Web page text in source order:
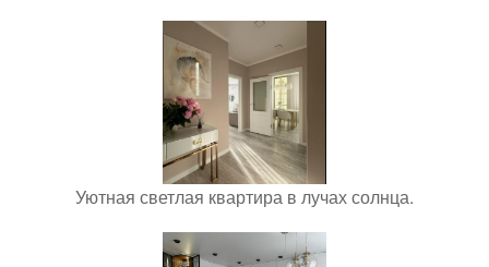
Уютная светлая квартира в лучах солнца.